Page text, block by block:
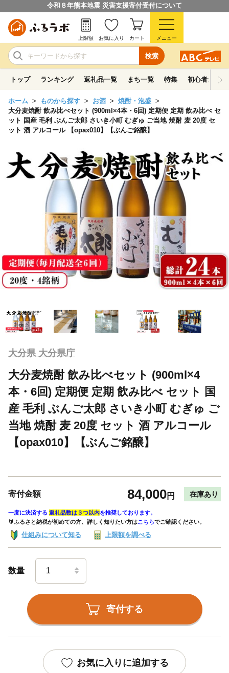
令和８年熊本地震 災害支援寄付受付について
検索
上限額 お気に入り カート メニュー
トップ ランキング 返礼品一覧 まち一覧 特集 初心者ガイド
ホーム ものから探す お酒
焼酎・泡盛
大分麦焼酎 飲み比べセット (900ml×4本・6回) 定期便 定期 飲み比べ セ
ット 国産 毛利 ぶんご太郎 さいき小町 むぎゅ ご当地 焼酎 麦 20度 セ
ット 酒 アルコール 【opax010】【ぶんご銘醸】
大分県 大分県庁
大分麦焼酎 飲み比べセット (900ml×4
本・6回) 定期便 定期 飲み比べ セット 国
産 毛利 ぶんご太郎 さいき小町 むぎゅ ご
当地 焼酎 麦 20度 セット 酒 アルコール
【opax010】【ぶんご銘醸】
寄付金額 84,000円 在庫あり
一度に決済する 返礼品数は３つ以内を推奨しております。
🔰ふるさと納税が初めての方、詳しく知りたい方はこちらでご確認ください。
仕組みについて知る 上限額を調べる
数量
寄付する
お気に入りに追加する